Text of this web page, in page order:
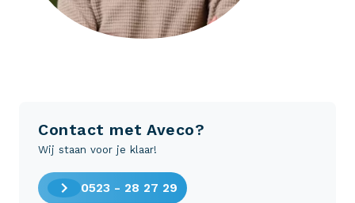
Contact met Aveco?
Wij staan voor je klaar!
0523 - 28 27 29